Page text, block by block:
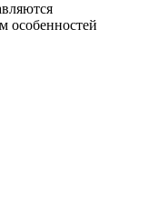
особенностей